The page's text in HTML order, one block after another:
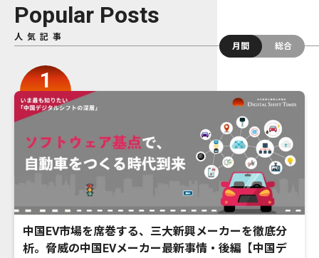
Popular Posts
人気記事
月間
総合
中国EV市場を席巻する、三大新興メーカーを徹底分
析。脅威の中国EVメーカー最新事情・後編【中国デ